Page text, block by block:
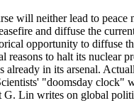
will neither lead to
and diffuse the
opportunity to diffuse
to halt its nuclear
in its arsenal.
"doomsday clock"
Lin writes on global